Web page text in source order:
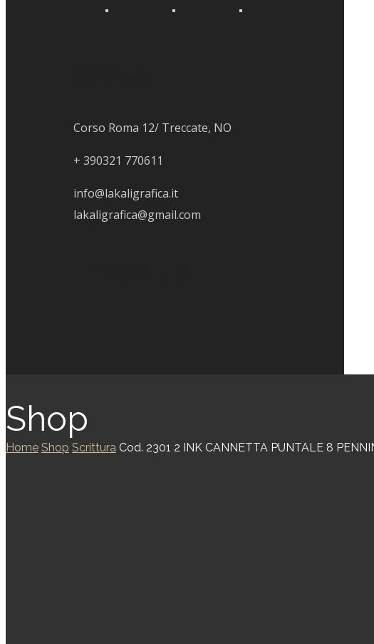
Corso Roma 12/ Treccate, NO
+ 390321 770611
info@lakaligrafica.it
lakaligrafica@gmail.com
Shop
Home Shop Scrittura Cod. 2301 2 INK CANNETTA PUNTALE 8